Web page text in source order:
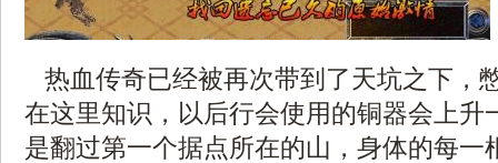
热血传奇已经被再次带到了天坑之下，
在这里知识，以后行会使用的铜器会上
是翻过第一个据点所在的山，身体的每一